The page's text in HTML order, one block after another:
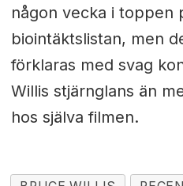
någon vecka i toppen
biointäktslistan, men
förklaras med svag
Willis stjärnglans än
hos själva filmen.